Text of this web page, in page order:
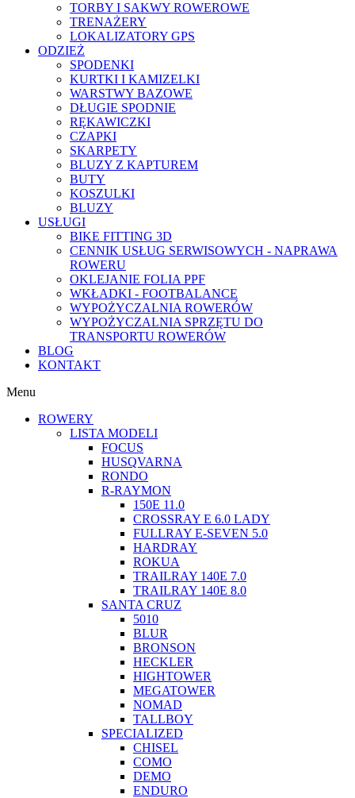
TORBY I SAKWY ROWEROWE
TRENAŻERY
LOKALIZATORY GPS
ODZIEŻ
SPODENKI
KURTKI I KAMIZELKI
WARSTWY BAZOWE
DŁUGIE SPODNIE
RĘKAWICZKI
CZAPKI
SKARPETY
BLUZY Z KAPTUREM
BUTY
KOSZULKI
BLUZY
USŁUGI
BIKE FITTING 3D
CENNIK USŁUG SERWISOWYCH - NAPRAWA
ROWERU
OKLEJANIE FOLIA PPF
WKŁADKI - FOOTBALANCE
WYPOŻYCZALNIA ROWERÓW
WYPOŻYCZALNIA SPRZĘTU DO
TRANSPORTU ROWERÓW
BLOG
KONTAKT
Menu
ROWERY
LISTA MODELI
FOCUS
HUSQVARNA
RONDO
R-RAYMON
150E 11.0
CROSSRAY E 6.0 LADY
FULLRAY E-SEVEN 5.0
HARDRAY
ROKUA
TRAILRAY 140E 7.0
TRAILRAY 140E 8.0
SANTA CRUZ
5010
BLUR
BRONSON
HECKLER
HIGHTOWER
MEGATOWER
NOMAD
TALLBOY
SPECIALIZED
CHISEL
COMO
DEMO
ENDURO